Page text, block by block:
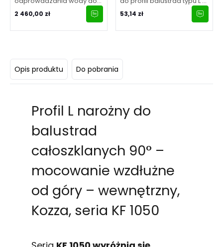
balustrad całoszklanych –
5000 mm – mocowanie
wzdłużne od góry – Kozza,
2 460,00 zł
Kozza, seria KF 1050
53,14 zł
Opis produktu Do pobrania
Profil L narożny do
balustrad
całoszklanych 90° –
mocowanie wzdłużne
od góry – wewnętrzny,
Kozza, seria KF 1050